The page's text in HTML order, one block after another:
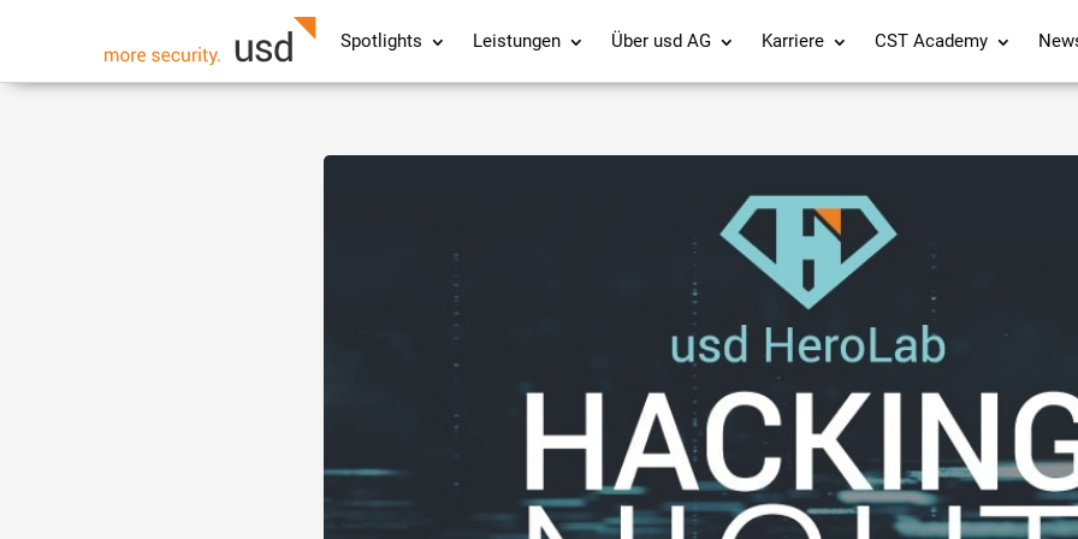
Spotlights Leistungen Über usd AG Karriere CST Academy